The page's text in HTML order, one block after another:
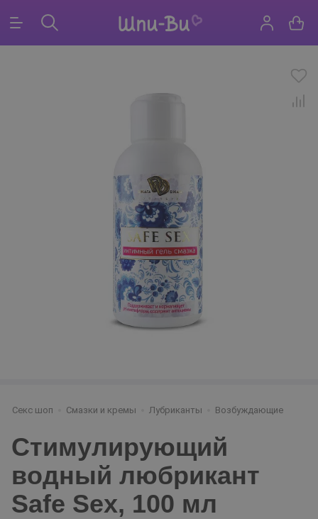
Секс шоп Смазки и кремы Лубриканты Возбуждающие
Стимулирующий
водный любрикант
Safe Sex, 100 мл